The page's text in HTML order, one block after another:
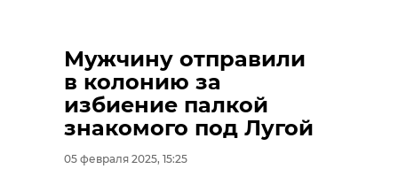
Мужчину отправили
в колонию за
избиение палкой
знакомого под Лугой
05 февраля 2025, 15:25